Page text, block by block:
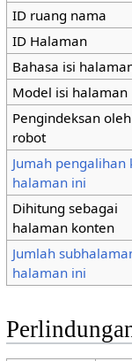
ID ruang nama
ID Halaman
Bahasa isi
Model isi halaman
Pengindeksan oleh
robot
Jumah pengalihan
halaman ini
Dihitung sebagai
halaman konten
Jumlah
halaman ini